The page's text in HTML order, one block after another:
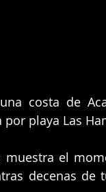
costa de
playa Las
el
decenas de